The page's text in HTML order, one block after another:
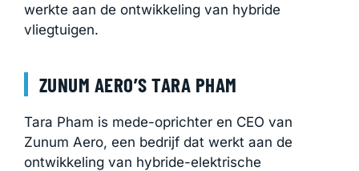
werkte aan de ontwikkeling van hybride
vliegtuigen.
ZUNUM AERO’S TARA PHAM
Tara Pham is mede-oprichter en CEO van
Zunum Aero, een bedrijf dat werkt aan de
ontwikkeling van hybride-elektrische